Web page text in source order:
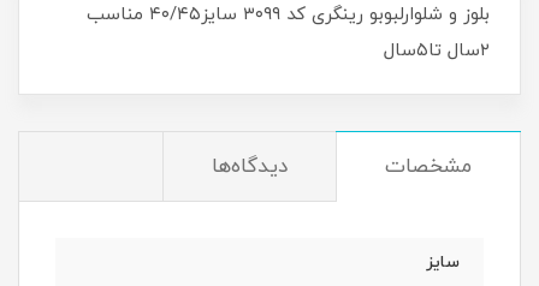
بلوز و شلوارلبوبو رینگری کد ۳۰۹۹ سایز۴۰/۴۵ مناسب
۲سال تا۵سال
مشخصات دیدگاه‌ها
سایز